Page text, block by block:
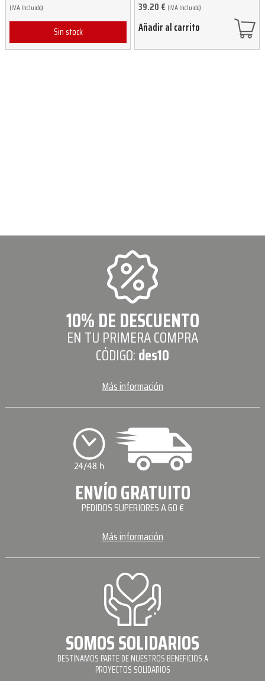
(IVA Incluido)
Sin stock
39.20 € (IVA Incluido)
Añadir al carrito
10% DE DESCUENTO
EN TU PRIMERA COMPRA
CÓDIGO:des10
Más información
ENVÍO GRATUITO
PEDIDOS SUPERIORES A 60 €
Más información
SOMOS SOLIDARIOS
DESTINAMOS PARTE DE NUESTROS BENEFICIOS A
PROYECTOS SOLIDARIOS